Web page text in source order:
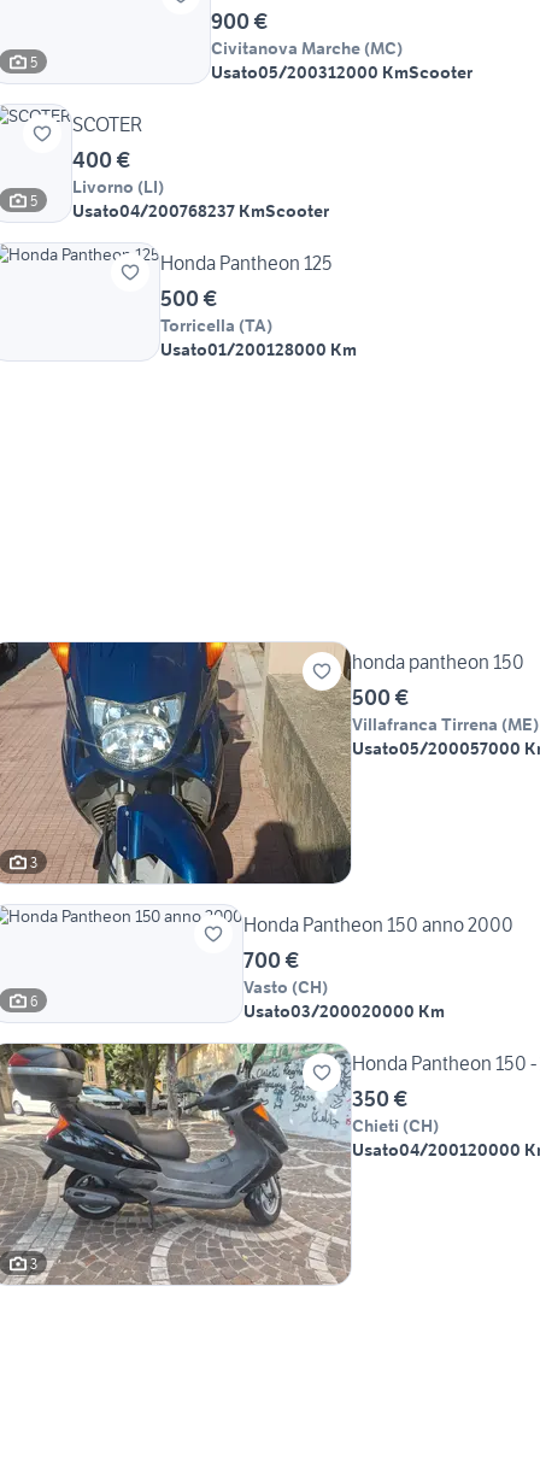
5
900 €
Civitanova Marche (MC)
Usato05/200312000 KmScooter
5
SCOTER
400 €
Livorno (LI)
Usato04/200768237 KmScooter
Honda Pantheon 125
500 €
Torricella (TA)
Usato01/200128000 Km
3
honda pantheon 150
500 €
Villafranca Tirrena (ME)
Usato05/200057000
6
Honda Pantheon 150 anno 2000
700 €
Vasto (CH)
Usato03/200020000 Km
3
Honda Pantheon 150
350 €
Chieti (CH)
Usato04/200120000